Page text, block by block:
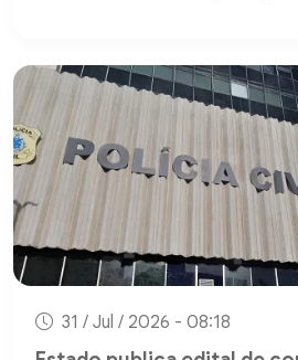
31 / Jul / 2026 - 08:18